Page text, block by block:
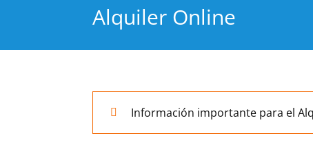
Alquiler Online
Información importante para el